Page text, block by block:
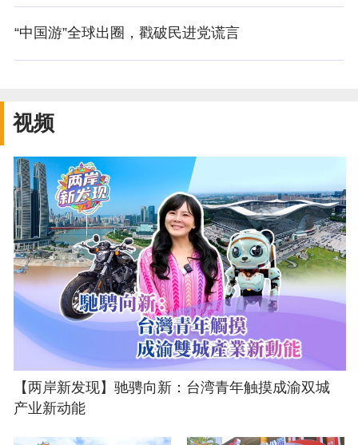
“中国游”全球出圈，戳破民进党谎言
视频
【两岸新发现】驰骋向新：台湾青年触摸成渝双城
产业新动能